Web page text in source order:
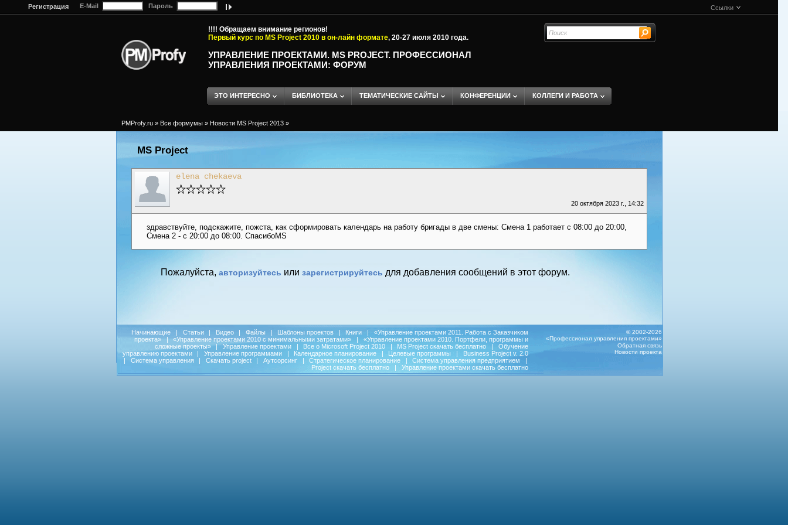
Регистрация E-Mail Пароль Ссылки
!!!! Обращаем внимание регионов!
Первый курс по MS Project 2010 в он-лайн формате, 20-27 июля 2010 года.
УПРАВЛЕНИЕ ПРОЕКТАМИ. MS PROJECT. ПРОФЕССИОНАЛ
УПРАВЛЕНИЯ ПРОЕКТАМИ: ФОРУМ
ЭТО ИНТЕРЕСНО БИБЛИОТЕКА ТЕМАТИЧЕСКИЕ САЙТЫ КОНФЕРЕНЦИИ КОЛЛЕГИ И РАБОТА
PMProfy.ru » Все формумы » Новости MS Project 2013 »
MS Project
elena chekaeva
20 октября 2023 г., 14:32
здравствуйте, подскажите, пожста, как сформировать календарь на работу бригады в две смены: Смена 1 работает с 08:00 до 20:00,
Смена 2 - с 20:00 до 08:00. СпасибоMS
Пожалуйста, авторизуйтесь или зарегистрируйтесь для добавления сообщений в этот форум.
Начинающие | Статьи | Видео | Файлы | Шаблоны проектов | Книги |
«Управление проектами 2011. Работа с Заказчиком
проекта»
| «Управление проектами 2010 с минимальными затратами» |
«Управление проектами 2010. Портфели, программы и
сложные проекты»
| Управление проектами | Все о Microsoft Project 2010 | MS Project скачать бесплатно |
Обучение
управлению проектами
| Управление программами | Календарное планирование | Целевые программы |
Business Project v. 2.0
|
Система управления | Скачать project | Аутсорсинг | Стратегическое планирование | Система управления предприятием
|
Project скачать бесплатно
| Управление проектами скачать бесплатно
© 2002-2026
«Профессионал управления проектами»
Обратная связь
Новости проекта